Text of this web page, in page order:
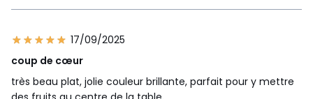
17/09/2025
coup de cœur
très beau plat, jolie couleur brillante, parfait pour y mettre